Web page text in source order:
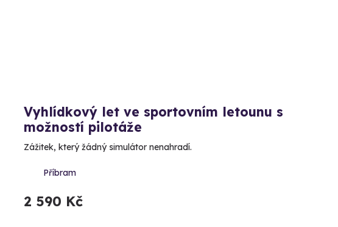
Vyhlídkový let ve sportovním letounu s
možností pilotáže
Zážitek, který žádný simulátor nenahradí.
Příbram
2 590 Kč